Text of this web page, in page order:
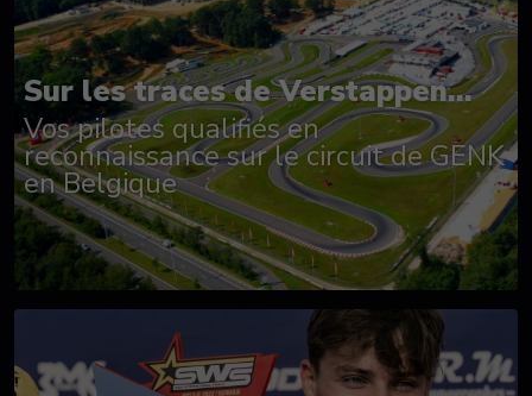
Sur les traces de Verstappen...
Vos pilotes qualifiés en
reconnaissance sur le circuit de GENK
en Belgique